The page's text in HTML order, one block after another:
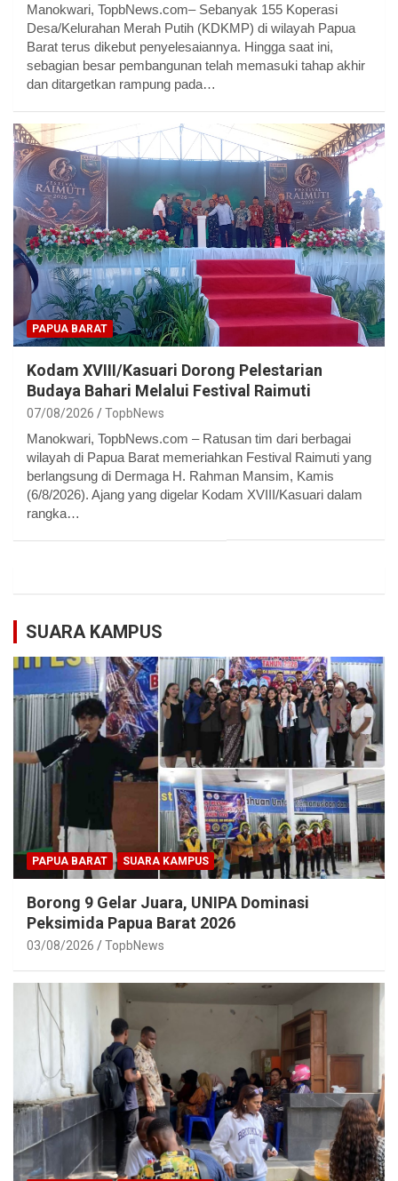
Manokwari, TopbNews.com– Sebanyak 155 Koperasi
Desa/Kelurahan Merah Putih (KDKMP) di wilayah Papua
Barat terus dikebut penyelesaiannya. Hingga saat ini,
sebagian besar pembangunan telah memasuki tahap akhir
dan ditargetkan rampung pada…
PAPUA BARAT
Kodam XVIII/Kasuari Dorong Pelestarian
Budaya Bahari Melalui Festival Raimuti
07/08/2026 TopbNews
Manokwari, TopbNews.com – Ratusan tim dari berbagai
wilayah di Papua Barat memeriahkan Festival Raimuti yang
berlangsung di Dermaga H. Rahman Mansim, Kamis
(6/8/2026). Ajang yang digelar Kodam XVIII/Kasuari dalam
rangka…
SUARA KAMPUS
PAPUA BARAT SUARA KAMPUS
Borong 9 Gelar Juara, UNIPA Dominasi
Peksimida Papua Barat 2026
03/08/2026 TopbNews